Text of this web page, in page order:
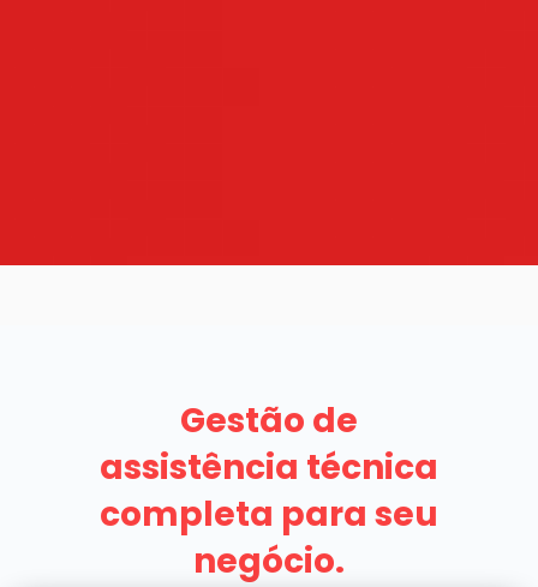
Gestão de
assistência técnica
completa para seu
negócio.